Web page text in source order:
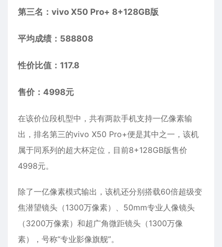
第三名：vivo X50 Pro+ 8+128GB版
平均成绩：588808
性价比值：117.8
售价：4998元
在该价位段机型中，共有两款手机支持一亿像素输
出，排名第三的vivo X50 Pro+便是其中之一，该机
属于同系列的超大杯定位，目前8+128GB版售价
4998元。
除了一亿像素模式输出，该机还分别搭载60倍超级变
焦潜望镜头（1300万像素）、50mm专业人像镜头
（3200万像素）和超广角微距镜头（1300万像
素），号称“专业影像旗舰”。